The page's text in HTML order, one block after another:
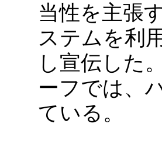
当性を主張
ステムを利
し宣伝した
ーフでは、
ている。